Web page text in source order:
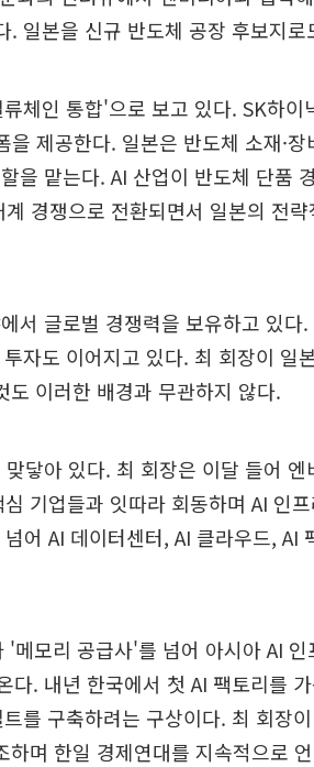
. 일본을 신규 반도체 공장 후보지로
체인 통합'으로 보고 있다. SK하이
제공한다. 일본은 반도체 소재·
을 맡는다. AI 산업이 반도체 단품
경쟁으로 전환되면서 일본의 전
서 글로벌 경쟁력을 보유하고 있다
자도 이어지고 있다. 최 회장이 일
이러한 배경과 무관하지 않다.
닿아 있다. 최 회장은 이달 들어 엔
기업들과 잇따라 회동하며 AI 인
어 AI 데이터센터, AI 클라우드, AI
메모리 공급사'를 넘어 아시아 AI 인
다. 내년 한국에서 첫 AI 팩토리를
를 구축하려는 구상이다. 최 회장
며 한일 경제연대를 지속적으로